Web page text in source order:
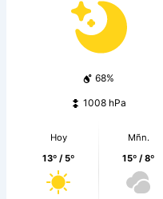
68%
1008 hPa
Hoy
13º / 5º
Mñn.
15º / 8º